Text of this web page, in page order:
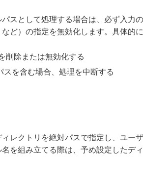
スとして処理する場合は、必ず入力
など）の指定を無効化します。具体的
削除または無効化する
を含む場合、処理を中断する
レクトリを絶対パスで指定し、ユー
を組み立てる際は、予め設定したデ